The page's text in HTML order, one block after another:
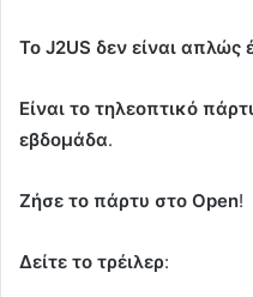
Το J2US δεν είναι απλώς
Είναι το τηλεοπτικό
εβδομάδα.
Ζήσε το πάρτυ στο Open!
Δείτε το τρέιλερ: